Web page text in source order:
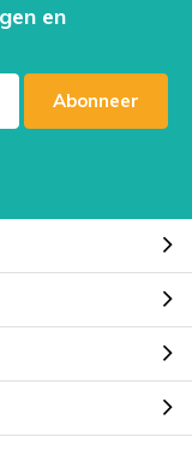
en
Abonneer